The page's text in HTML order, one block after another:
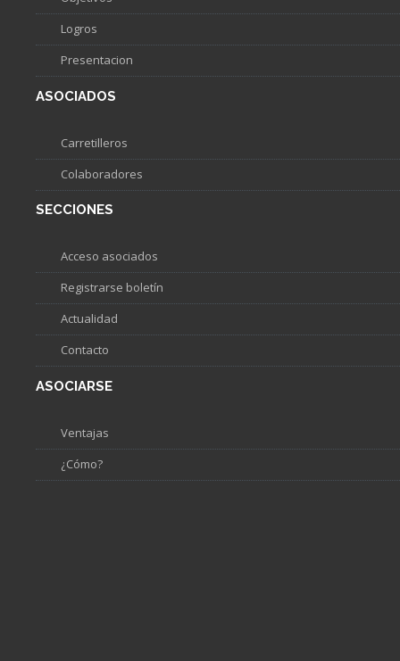
Logros
Presentacion
ASOCIADOS
Carretilleros
Colaboradores
SECCIONES
Acceso asociados
Registrarse boletín
Actualidad
Contacto
ASOCIARSE
Ventajas
¿Cómo?